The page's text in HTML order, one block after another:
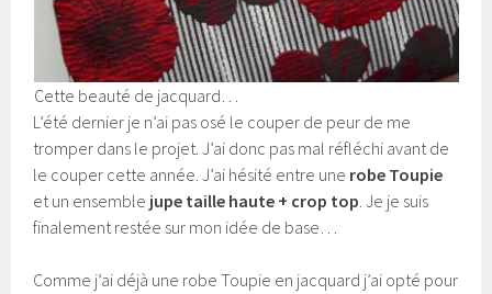
Cette beauté de jacquard…
L’été dernier je n’ai pas osé le couper de peur de me
tromper dans le projet. J’ai donc pas mal réfléchi avant de
le couper cette année. J’ai hésité entre une robe Toupie
et un ensemble jupe taille haute + crop top. Je je suis
finalement restée sur mon idée de base…
Comme j’ai déjà une robe Toupie en jacquard j’ai opté pour